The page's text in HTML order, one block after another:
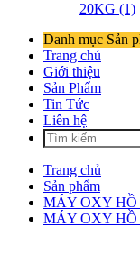
20KG (1)
Danh mục Sản
Trang chủ
Giới thiệu
Sản Phẩm
Tin Tức
Liên hệ
Trang chủ
Sản phẩm
MÁY OXY HỒ
MÁY OXY